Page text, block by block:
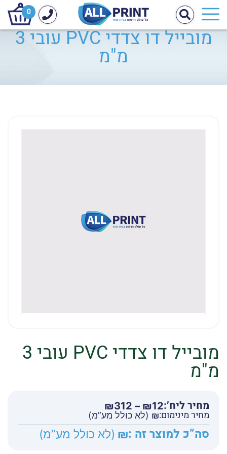
0
מובייל דו צדדי PVC עובי 3
מ"מ
מובייל דו צדדי PVC עובי 3
מ"מ
מחיר ליח’: ₪12
–
₪312
מחירים:
עד
מחיר מינימום:₪ (לא כולל מע”מ)
סה”כ למוצר זה :₪ (לא כולל מע”מ)